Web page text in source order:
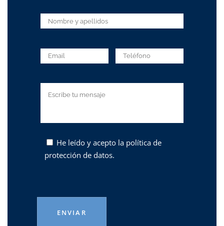
He leído y acepto la política de
protección de datos.